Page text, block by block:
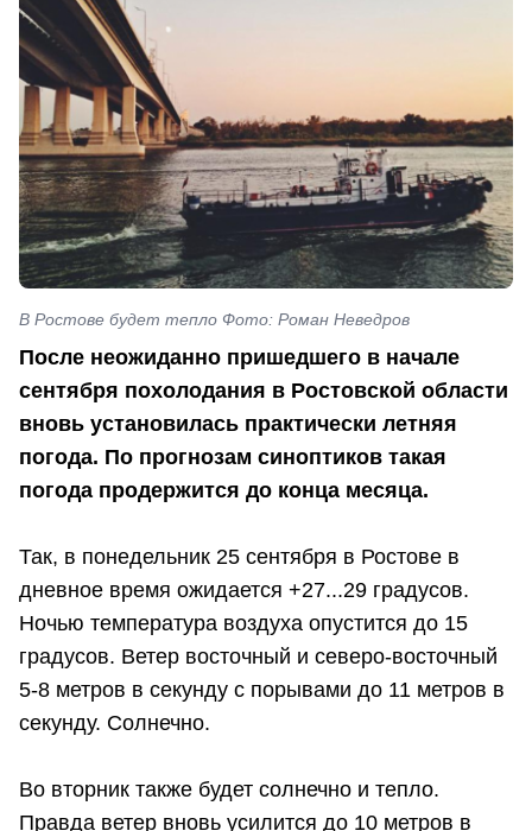
В Ростове будет тепло Фото: Роман Неведров
После неожиданно пришедшего в начале
сентября похолодания в Ростовской области
вновь установилась практически летняя
погода. По прогнозам синоптиков такая
погода продержится до конца месяца.
Так, в понедельник 25 сентября в Ростове в
дневное время ожидается +27...29 градусов.
Ночью температура воздуха опустится до 15
градусов. Ветер восточный и северо-восточный
5-8 метров в секунду с порывами до 11 метров в
секунду. Солнечно.
Во вторник также будет солнечно и тепло.
Правда ветер вновь усилится до 10 метров в